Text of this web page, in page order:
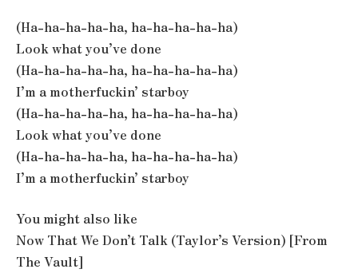
(Ha-ha-ha-ha-ha, ha-ha-ha-ha-ha)
Look what you’ve done
(Ha-ha-ha-ha-ha, ha-ha-ha-ha-ha)
I’m a motherfuckin’ starboy
(Ha-ha-ha-ha-ha, ha-ha-ha-ha-ha)
Look what you’ve done
(Ha-ha-ha-ha-ha, ha-ha-ha-ha-ha)
I’m a motherfuckin’ starboy
You might also like
Now That We Don’t Talk (Taylor’s Version) [From
The Vault]